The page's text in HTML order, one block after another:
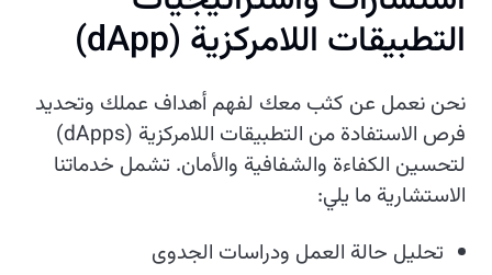
التطبيقات اللامركزية (dApp)
نحن نعمل عن كثب معك لفهم أهداف عملك وتحديد
فرص الاستفادة من التطبيقات اللامركزية (dApps)
لتحسين الكفاءة والشفافية والأمان. تشمل خدماتنا
الاستشارية ما يلي:
تحليل حالة العمل ودراسات الجدوى